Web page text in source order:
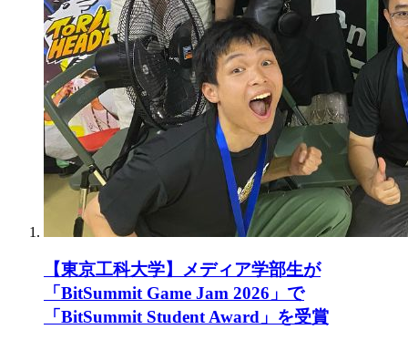
【東京工科大学】メディア学部生が
「BitSummit Game Jam 2026」で
「BitSummit Student Award」を受賞